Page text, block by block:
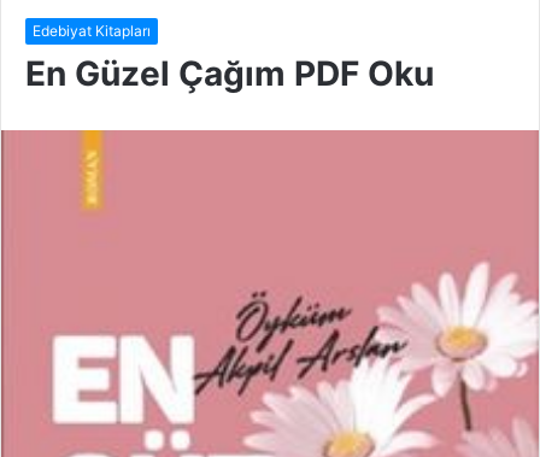
Edebiyat Kitapları
En Güzel Çağım PDF Oku